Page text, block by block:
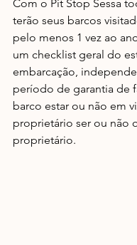
Com o Pit Stop Sessa
terão seus barcos
pelo menos 1 vez ao
um checklist geral do
embarcação,
período de garantia de
barco estar ou não em
proprietário ser ou não
proprietário.